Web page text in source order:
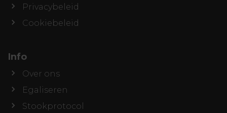
Privacybeleid
Cookiebeleid
Info
Over ons
Egaliseren
Stookprotocol